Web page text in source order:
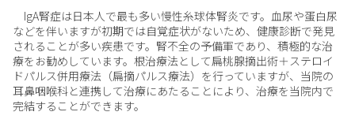
IgA腎症は日本人で最も多い慢性糸球体腎炎です。血尿や蛋白尿
などを伴いますが初期では自覚症状がないため、健康診断で発見
されることが多い疾患です。腎不全の予備軍であり、積極的な治
療をお勧めしています。根治療法として扁桃腺摘出術＋ステロイ
ドパルス併用療法（扁摘パルス療法）を行っていますが、当院の
耳鼻咽喉科と連携して治療にあたることにより、治療を当院内で
完結することができます。